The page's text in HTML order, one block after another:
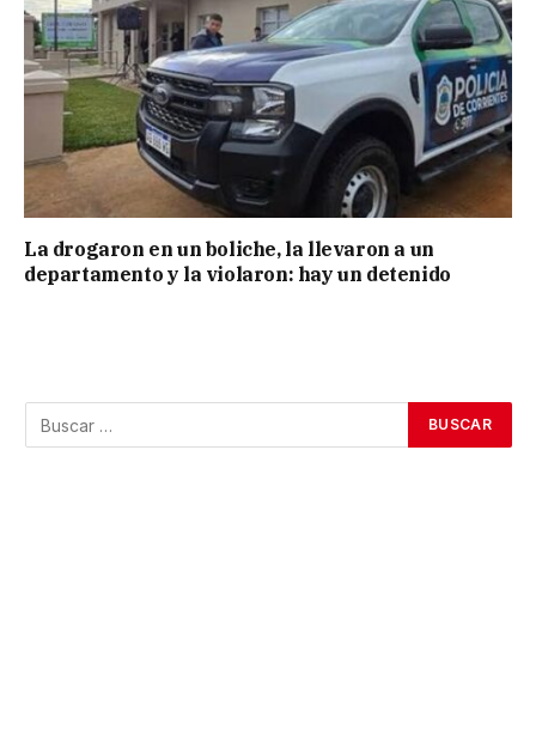
La drogaron en un boliche, la llevaron a un
departamento y la violaron: hay un detenido